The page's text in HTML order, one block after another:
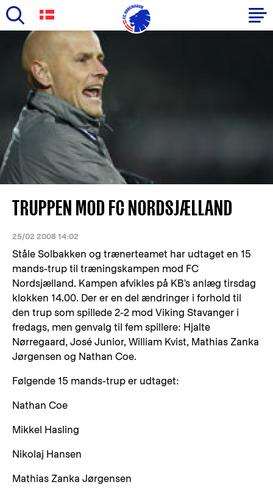
main
content
Primary
navigation
English
TRUPPEN MOD FC NORDSJÆLLAND
25/02 2008 14:02
Ståle Solbakken og trænerteamet har udtaget en 15
mands-trup til træningskampen mod FC
Nordsjælland. Kampen afvikles på KB's anlæg tirsdag
klokken 14.00. Der er en del ændringer i forhold til
den trup som spillede 2-2 mod Viking Stavanger i
fredags, men genvalg til fem spillere: Hjalte
Nørregaard, José Junior, William Kvist, Mathias Zanka
Jørgensen og Nathan Coe.
Følgende 15 mands-trup er udtaget:
Nathan Coe
Mikkel Hasling
Nikolaj Hansen
Mathias Zanka Jørgensen